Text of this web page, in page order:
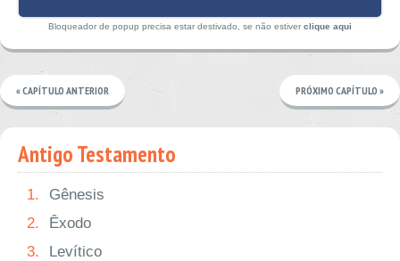
Bloqueador de popup precisa estar destivado, se não estiver clique aqui
« CAPÍTULO ANTERIOR PRÓXIMO CAPÍTULO »
Antigo Testamento
1.
Gênesis
2.
Êxodo
3.
Levítico